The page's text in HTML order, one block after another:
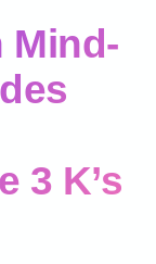
Mind-
3 K’s